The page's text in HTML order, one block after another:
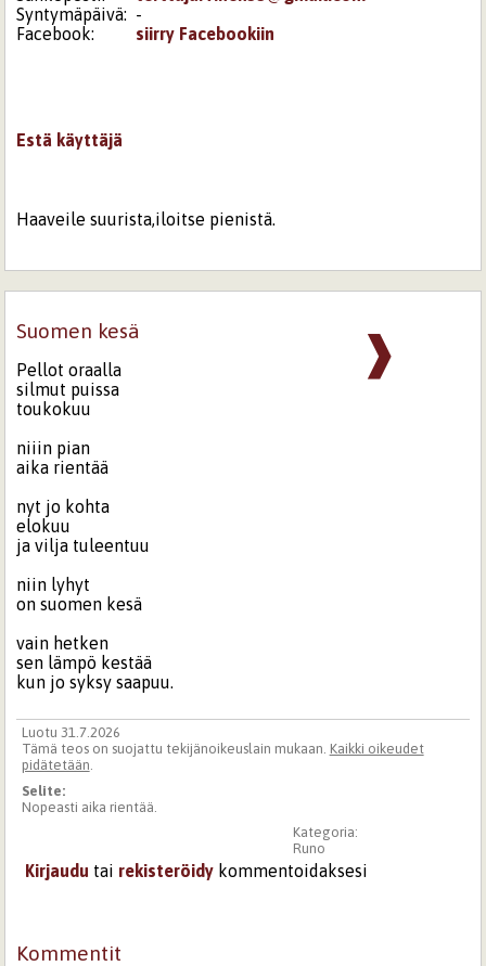
Syntymäpäivä: -
Facebook:
siirry Facebookiin
Estä käyttäjä
Haaveile suurista,iloitse pienistä.
❱
Suomen kesä
Pellot oraalla
silmut puissa
toukokuu
niiin pian
aika rientää
nyt jo kohta
elokuu
ja vilja tuleentuu
niin lyhyt
on suomen kesä
vain hetken
sen lämpö kestää
kun jo syksy saapuu.
Luotu 31.7.2026
Tämä teos on suojattu tekijänoikeuslain mukaan. Kaikki oikeudet
pidätetään.
Selite:
Nopeasti aika rientää.
Kategoria:
Runo
Kirjaudu tai rekisteröidy kommentoidaksesi
Kommentit